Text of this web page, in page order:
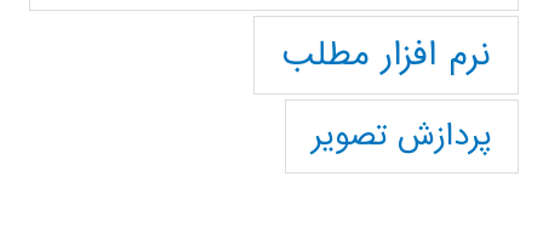
نرم افزار مطلب
پردازش تصویر